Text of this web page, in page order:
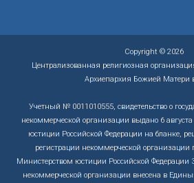
Copyright © 2026
Централизованная религиозная
Архиепархия Божией Матери
Учетный № 0011010555, свидетельство о
некоммерческой организации выдано 6
юстиции Российской Федерации на бланке,
регистрации некоммерческой
Министерством юстиции Российской Федерации
некоммерческой организации внесена в